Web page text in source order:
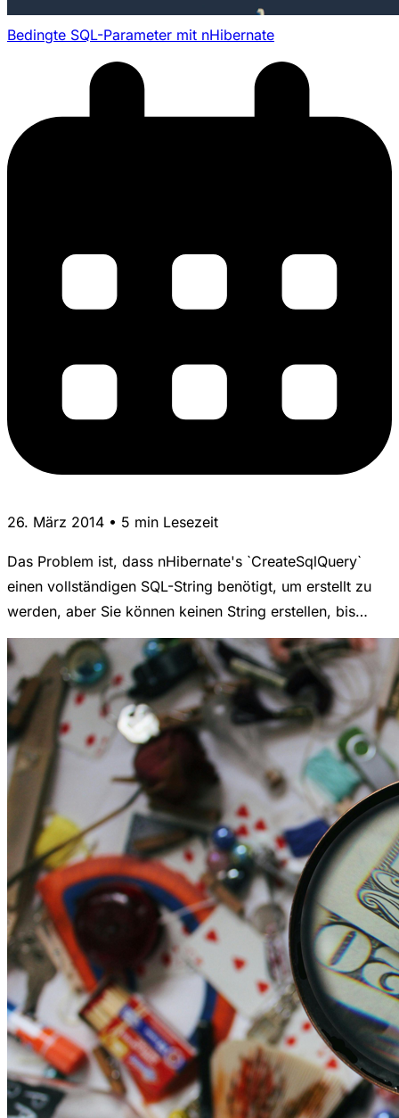
Bedingte SQL-Parameter mit nHibernate
26. März 2014 • 5 min Lesezeit
Das Problem ist, dass nHibernate's `CreateSqlQuery`
einen vollständigen SQL-String benötigt, um erstellt zu
werden, aber Sie können keinen String erstellen, bis…